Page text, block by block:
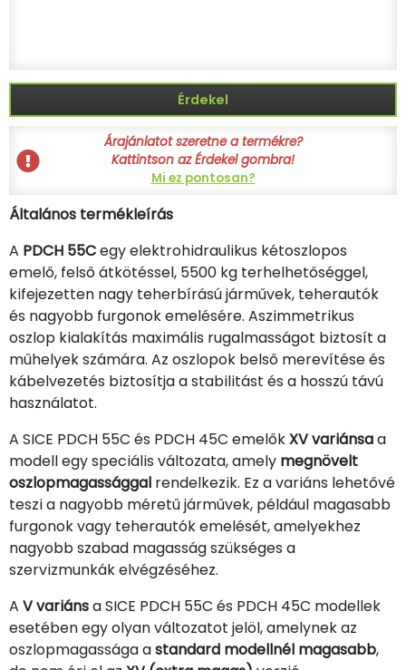
Érdekel
Árajánlatot szeretne a termékre?
Kattintson az Érdekel gombra!
Mi ez pontosan?
Általános termékleírás
A PDCH 55Cegy elektrohidraulikus kétoszlopos
emelő, felső átkötéssel, 5500 kg terhelhetőséggel,
kifejezetten nagy teherbírású járművek, teherautók
és nagyobb furgonok emelésére. Aszimmetrikus
oszlop kialakítás maximális rugalmasságot biztosít a
műhelyek számára. Az oszlopok belső merevítése és
kábelvezetés biztosítja a stabilitást és a hosszú távú
használatot.
A SICE PDCH 55C és PDCH 45C emelőkXV variánsaa
modell egy speciális változata, amely megnövelt
oszlopmagassággal rendelkezik. Ez a variáns lehetővé
teszi a nagyobb méretű járművek, például magasabb
furgonok vagy teherautók emelését, amelyekhez
nagyobb szabad magasság szükséges a
szervizmunkák elvégzéséhez.
A V variánsa SICE PDCH 55C és PDCH 45C modellek
esetében egy olyan változatot jelöl, amelynek az
oszlopmagassága astandard modellnél magasabb,